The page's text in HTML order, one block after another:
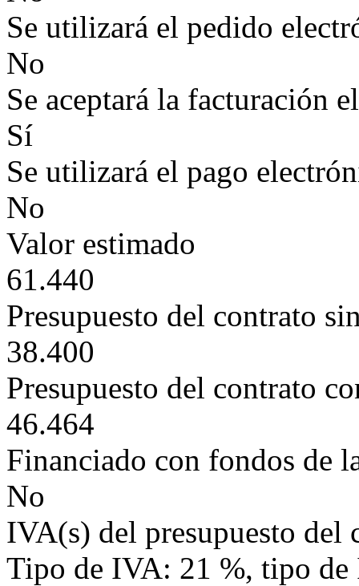
Se utilizará el pedido
No
Se aceptará la facturación
Sí
Se utilizará el pago
No
Valor estimado
61.440
Presupuesto del contrato
38.400
Presupuesto del contrato
46.464
Financiado con fondos de
No
IVA(s) del presupuesto del
Tipo de IVA: 21 %, tipo de